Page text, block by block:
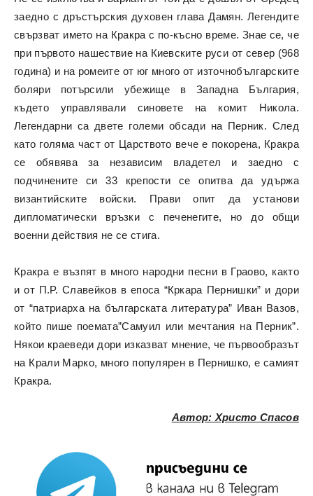
заедно с дръстърския духовен глава Дамян. Легендите
свързват името на Кракра с по-късно време. Знае се, че
при първото нашествие на Киевските руси от север (968
година) и на ромеите от юг много от източнобългарските
боляри потърсили убежище в Западна България,
където управлявали синовете на комит Никола.
Легендарни са двете големи обсади на Перник. След
като голяма част от Царството вече е покорена, Кракра
се обявява за независим владетел и заедно с
подчинените си 33 крепости се опитва да удържа
византийските войски. Прави опит да установи
дипломатически връзки с печенегите, но до общи
военни действия не се стига.
Кракра е възпят в много народни песни в Граово, както
и от П.Р. Славейков в епоса “Кркара Пернишки” и дори
от “патриарха на българската литература” Иван Вазов,
който пише поемата”Самуил или мечтания на Перник”.
Някои краеведи дори изказват мнение, че първообразът
на Крали Марко, много популярен в Пернишко, е самият
Кракра.
Автор: Христо Спасов